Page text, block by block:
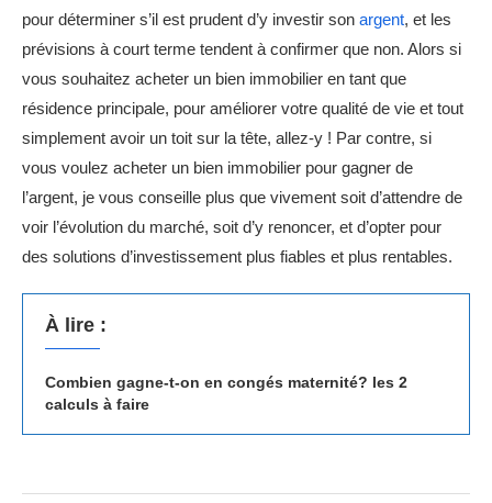
pour déterminer s’il est prudent d’y investir son argent, et les
prévisions à court terme tendent à confirmer que non. Alors si
vous souhaitez acheter un bien immobilier en tant que
résidence principale, pour améliorer votre qualité de vie et tout
simplement avoir un toit sur la tête, allez-y ! Par contre, si
vous voulez acheter un bien immobilier pour gagner de
l’argent, je vous conseille plus que vivement soit d’attendre de
voir l’évolution du marché, soit d’y renoncer, et d’opter pour
des solutions d’investissement plus fiables et plus rentables.
À lire :
Combien gagne-t-on en congés maternité? les 2
calculs à faire